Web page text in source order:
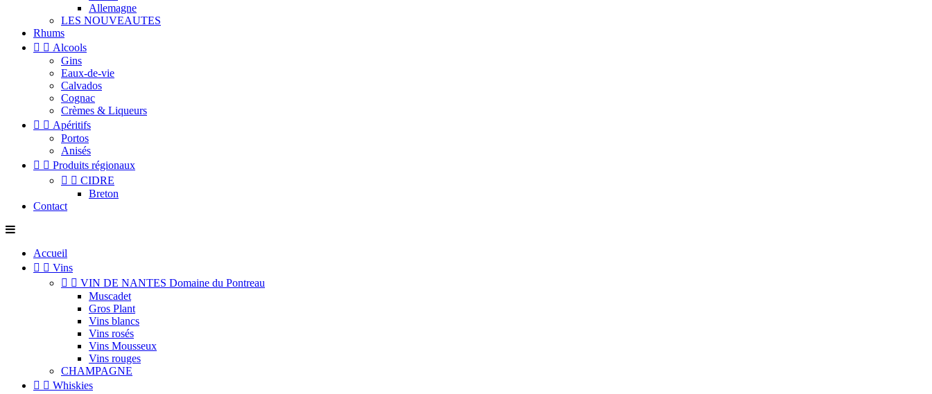
Allemagne
LES NOUVEAUTES
Rhums
  Alcools
Gins
Eaux-de-vie
Calvados
Cognac
Crèmes & Liqueurs
  Apéritifs
Portos
Anisés
  Produits régionaux
  CIDRE
Breton
Contact
Accueil
  Vins
  VIN DE NANTES Domaine du Pontreau
Muscadet
Gros Plant
Vins blancs
Vins rosés
Vins Mousseux
Vins rouges
CHAMPAGNE
  Whiskies